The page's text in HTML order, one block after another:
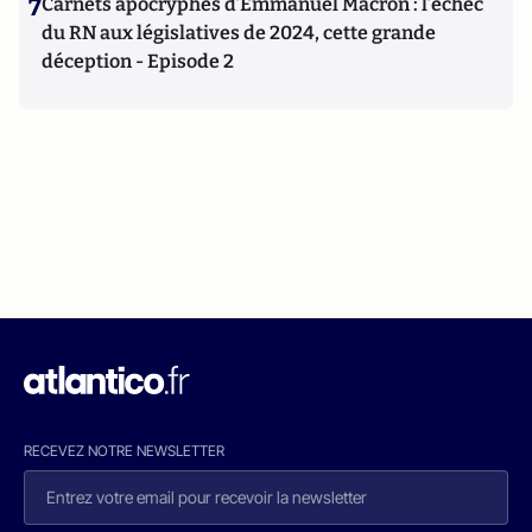
7
du RN aux législatives de 2024, cette grande
déception - Episode 2
RECEVEZ NOTRE NEWSLETTER